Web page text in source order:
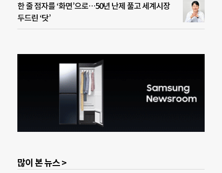
한 줄 점자를 ‘화면’으로…50년 난제 풀고 세계시장
두드린 ‘닷’
많이 본 뉴스 >